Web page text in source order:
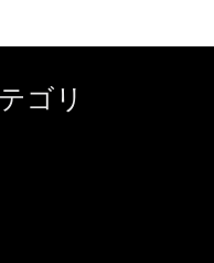
ゴリ